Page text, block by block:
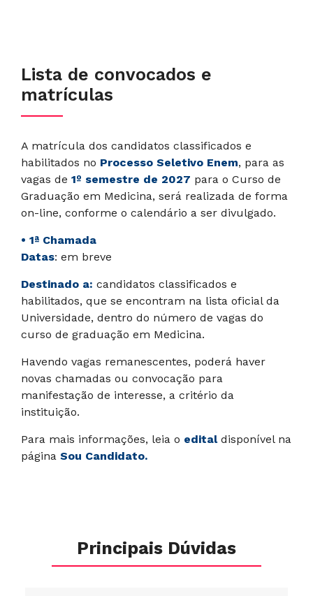
Lista de convocados e
matrículas
A matrícula dos candidatos classificados e
habilitados no Processo Seletivo Enem, para as
vagas de 1º semestre de 2027 para o Curso de
Graduação em Medicina, será realizada de forma
on-line, conforme o calendário a ser divulgado.
• 1ª Chamada
Datas: em breve
Destinado a: candidatos classificados e
habilitados, que se encontram na lista oficial da
Universidade, dentro do número de vagas do
curso de graduação em Medicina.
Havendo vagas remanescentes, poderá haver
novas chamadas ou convocação para
manifestação de interesse, a critério da
instituição.
Para mais informações, leia o editaldisponível na
página Sou Candidato.
Principais Dúvidas